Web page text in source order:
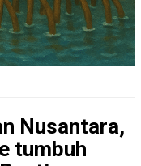
Nusantara,
tumbuh